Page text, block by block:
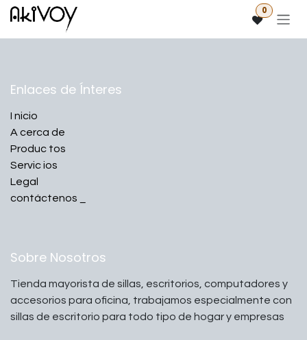
Ir al contenido 0
Enlaces de Ínteres
I nicio
A cerca de
Produc tos
Servicios
Legal
contáctenos
Sobre Nosotros
Tienda mayorista de sillas, escritorios, computadores y
accesorios para oficina, trabajamos especialmente con
sillas de escritorio para todo tipo de hogar y empresas